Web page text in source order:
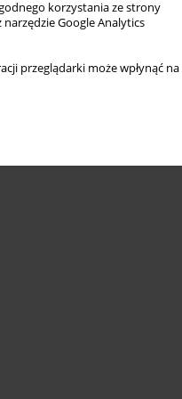
korzystania ze strony
Google Analytics
przeglądarki może wpłynąć na